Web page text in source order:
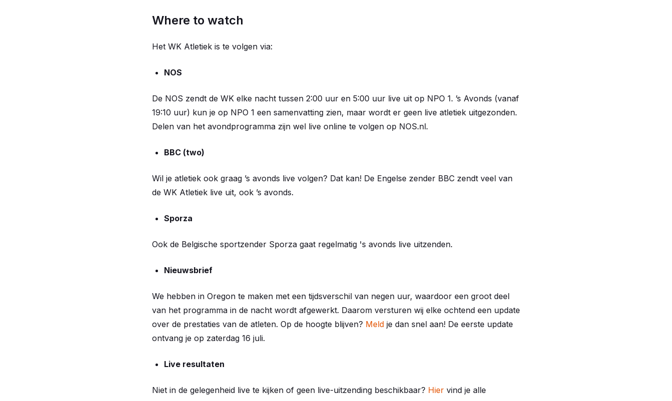
Where to watch
Het WK Atletiek is te volgen via:
NOS
De NOS zendt de WK elke nacht tussen 2:00 uur en 5:00 uur live uit op NPO 1. ’s Avonds (vanaf
19:10 uur) kun je op NPO 1 een samenvatting zien, maar wordt er geen live atletiek uitgezonden.
Delen van het avondprogramma zijn wel live online te volgen op NOS.nl.
BBC (two)
Wil je atletiek ook graag ’s avonds live volgen? Dat kan! De Engelse zender BBC zendt veel van
de WK Atletiek live uit, ook ’s avonds.
Sporza
Ook de Belgische sportzender Sporza gaat regelmatig 's avonds live uitzenden.
Nieuwsbrief
We hebben in Oregon te maken met een tijdsverschil van negen uur, waardoor een groot deel
van het programma in de nacht wordt afgewerkt. Daarom versturen wij elke ochtend een update
over de prestaties van de atleten. Op de hoogte blijven? Meld je dan snel aan! De eerste update
ontvang je op zaterdag 16 juli.
Live resultaten
Niet in de gelegenheid live te kijken of geen live-uitzending beschikbaar? Hier vind je alle